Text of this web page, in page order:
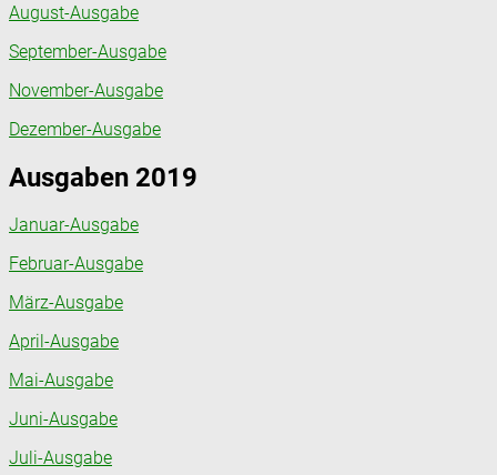
August-Ausgabe
September-Ausgabe
November-Ausgabe
Dezember-Ausgabe
Ausgaben 2019
Januar-Ausgabe
Februar-Ausgabe
März-Ausgabe
April-Ausgabe
Mai-Ausgabe
Juni-Ausgabe
Juli-Ausgabe